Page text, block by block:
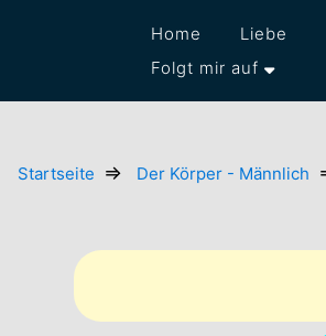
Home Liebe
Folgt mir auf
Startseite Der Körper - Männlich